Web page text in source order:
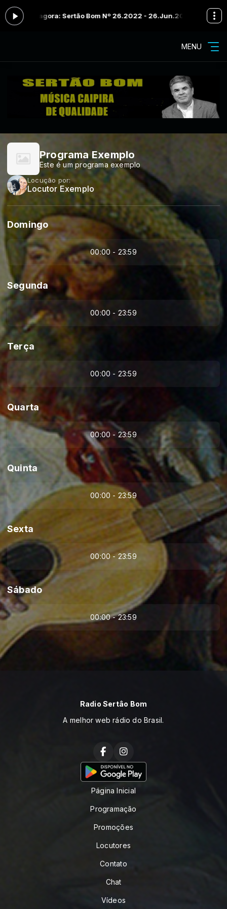
agora: Sertão Bom Nº 26.2022 - 26.Jun.2022 - Bloco 01
MENU
Programa Exemplo
Este é um programa exemplo
Locução por:
Locutor Exemplo
Domingo
00:00 - 23:59
Segunda
00:00 - 23:59
Terça
00:00 - 23:59
Quarta
00:00 - 23:59
Quinta
00:00 - 23:59
Sexta
00:00 - 23:59
Sábado
00:00 - 23:59
Radio Sertâo Bom
A melhor web rádio do Brasil.
Página Inicial
Programação
Promoções
Locutores
Contato
Chat
Vídeos